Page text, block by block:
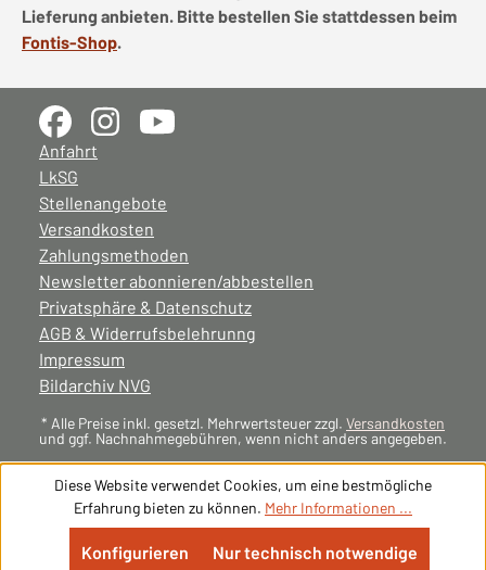
Lieferung anbieten. Bitte bestellen Sie stattdessen beim
Fontis-Shop.
Anfahrt
LkSG
Stellenangebote
Versandkosten
Zahlungsmethoden
Newsletter abonnieren/abbestellen
Privatsphäre & Datenschutz
AGB & Widerrufsbelehrunng
Impressum
Bildarchiv NVG
* Alle Preise inkl. gesetzl. Mehrwertsteuer zzgl. Versandkosten
und ggf. Nachnahmegebühren, wenn nicht anders angegeben.
Diese Website verwendet Cookies, um eine bestmögliche
Erfahrung bieten zu können. Mehr Informationen ...
Nur technisch notwendige
Konfigurieren